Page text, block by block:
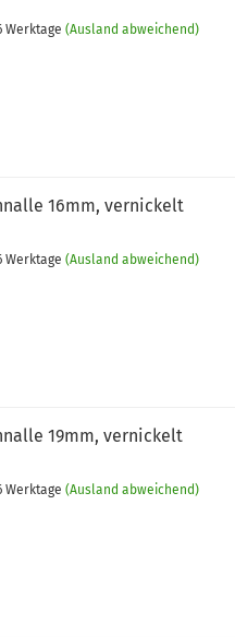
Werktage (Ausland abweichend)
16mm, vernickelt
Werktage (Ausland abweichend)
19mm, vernickelt
Werktage (Ausland abweichend)